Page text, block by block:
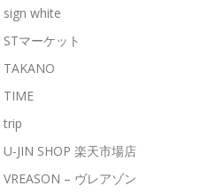
sign white
STマーケット
TAKANO
TIME
trip
U-JIN SHOP 楽天市場店
VREASON – ヴレアゾン